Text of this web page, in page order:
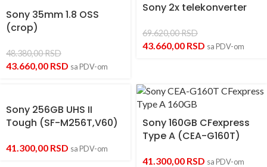
Sony 35mm 1.8 OSS
(crop)
48.380,00RSD
43.660,00 RSD sa PDV-om
Sony 2x telekonverter
69.620,00RSD
43.660,00 RSD sa PDV-om
Sony 256GB UHS II
Tough (SF-M256T,V60)
41.300,00 RSD sa PDV-om
Sony 160GB CFexpress
Type A (CEA-G160T)
41.300,00 RSD sa PDV-om